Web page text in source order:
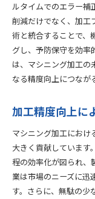
ルタイムでのエラー補
削減だけでなく、加工
術と統合することで、
グし、予防保守を効率
は、マシニング加工の
なる精度向上につなが
加工精度向上に
マシニング加工にお
大きく貢献しています
程の効率化が図られ、
業は市場のニーズに迅
す。さらに、無駄の少